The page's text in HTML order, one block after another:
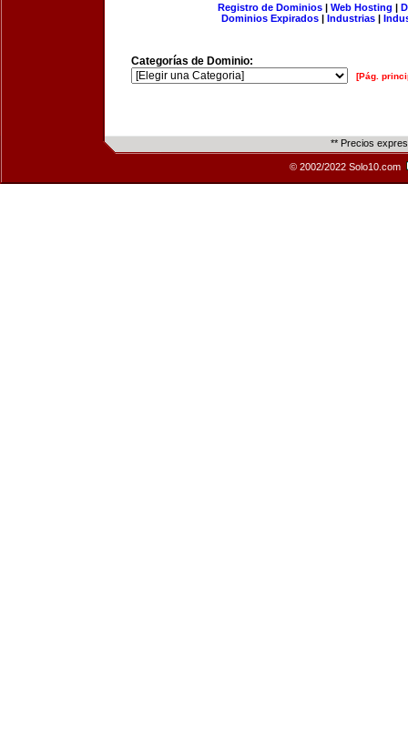
Registro de Dominios| Web Hosting |
Dominios Expirados | Industrias |
Categorías de Dominio:
[Pág.
** Precios
© 2002/2022 Solo10.com